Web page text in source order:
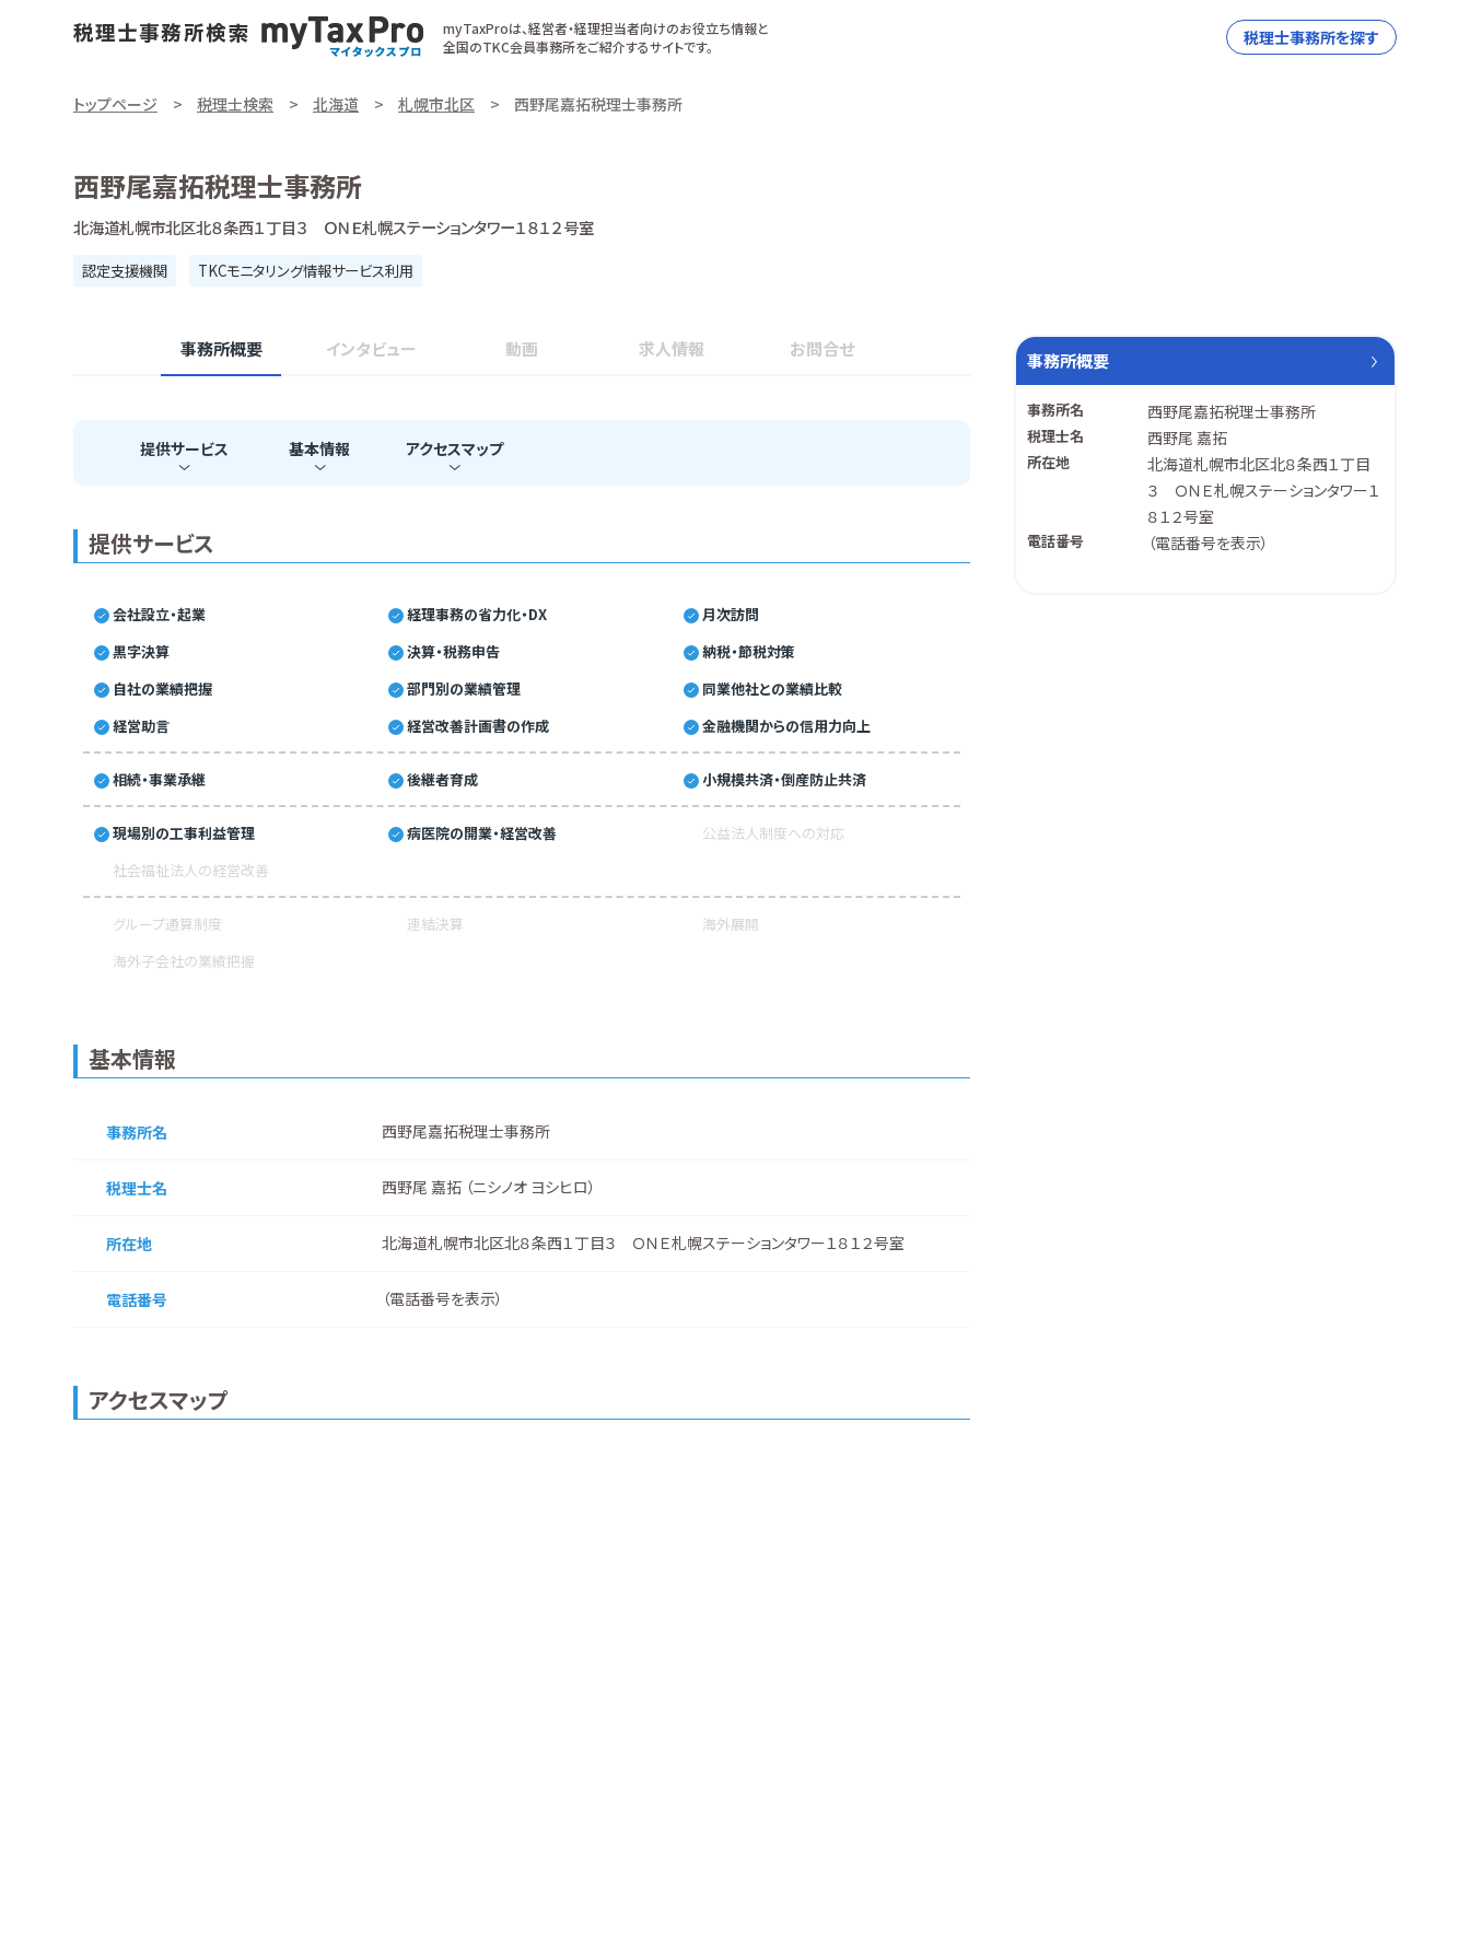
myTaxProは、経営者・経理担当者向けのお役立ち情報と
全国のTKC会員事務所をご紹介するサイトです。
税理士事務所を探す
トップページ 税理士検索 北海道 札幌市北区 西野尾嘉拓税理士事務所
西野尾嘉拓税理士事務所
北海道札幌市北区北８条西１丁目３ ＯＮＥ札幌ステーションタワー１８１２号室
認定支援機関 TKCモニタリング情報サービス利用
事務所概要 インタビュー 動画 求人情報 お問合せ
提供サービス 基本情報 アクセスマップ
提供サービス
会社設立・起業 経理事務の省力化・DX
月次訪問
黒字決算
決算・税務申告
納税・節税対策
自社の業績把握
部門別の業績管理
同業他社との業績比較
経営助言
経営改善計画書の作成 金融機関からの信用力向上
相続・事業承継 後継者育成 小規模共済・倒産防止共済
現場別の工事利益管理 病医院の開業・経営改善
公益法人制度への対応
社会福祉法人の経営改善
グループ通算制度 連結決算
海外展開
海外子会社の業績把握
基本情報
事務所名 西野尾嘉拓税理士事務所
税理士名 西野尾 嘉拓 （ニシノオ ヨシヒロ）
所在地 北海道札幌市北区北８条西１丁目３ ＯＮＥ札幌ステーションタワー１８１２号室
電話番号 （電話番号を表示）
アクセスマップ
事務所概要
事務所名 西野尾嘉拓税理士事務所
税理士名 西野尾 嘉拓
所在地
北海道札幌市北区北８条西１丁目
３ ＯＮＥ札幌ステーションタワー１
８１２号室
電話番号 （電話番号を表示）